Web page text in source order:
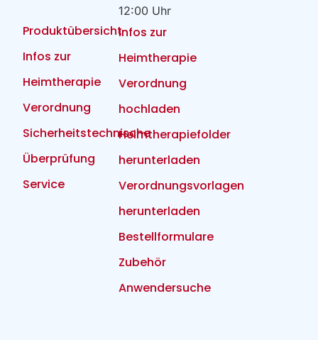
Produktübersicht
Infos zur
Heimtherapie
Verordnung
Sicherheitstechnische
Überprüfung
Service
12:00 Uhr
Infos zur
Heimtherapie
Verordnung
hochladen
Heimtherapiefolder
herunterladen
Verordnungsvorlagen
herunterladen
Bestellformulare
Zubehör
Anwendersuche